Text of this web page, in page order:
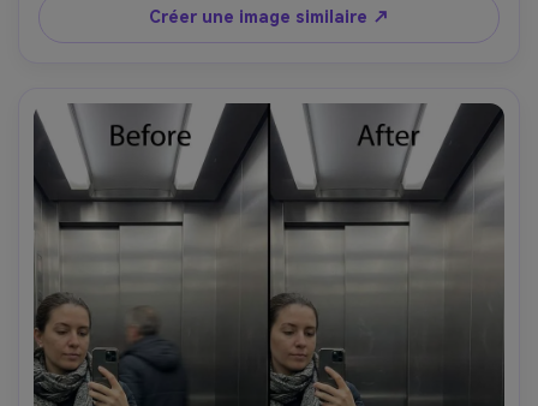
Créer une image similaire ↗